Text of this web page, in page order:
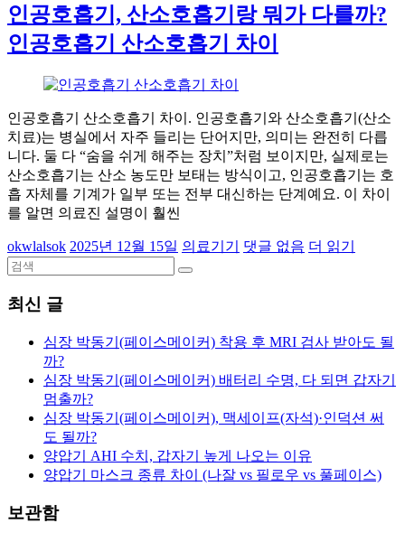
인공호흡기, 산소호흡기랑 뭐가 다를까?
인공호흡기 산소호흡기 차이
인공호흡기 산소호흡기 차이. 인공호흡기와 산소호흡기(산소
치료)는 병실에서 자주 들리는 단어지만, 의미는 완전히 다릅
니다. 둘 다 “숨을 쉬게 해주는 장치”처럼 보이지만, 실제로는
산소호흡기는 산소 농도만 보태는 방식이고, 인공호흡기는 호
흡 자체를 기계가 일부 또는 전부 대신하는 단계예요. 이 차이
를 알면 의료진 설명이 훨씬
okwlalsok 2025년 12월 15일 의료기기 댓글 없음 더 읽기
최신 글
심장 박동기(페이스메이커) 착용 후 MRI 검사 받아도 될
까?
심장 박동기(페이스메이커) 배터리 수명, 다 되면 갑자기
멈출까?
심장 박동기(페이스메이커), 맥세이프(자석)·인덕션 써
도 될까?
양압기 AHI 수치, 갑자기 높게 나오는 이유
양압기 마스크 종류 차이 (나잘 vs 필로우 vs 풀페이스)
보관함